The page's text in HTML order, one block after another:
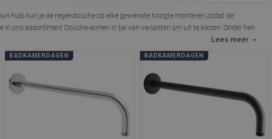
hulp kun je de regendouche op elke gewenste hoogte monteren zodat de
in ons assortiment Douche-armen in tal van varianten om uit te kiezen . Onder hen
Lees meer
BADKAMERDAGEN BADKAMERDAGEN